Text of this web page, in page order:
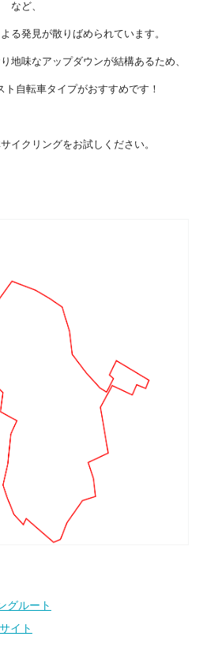
など、
る発見が散りばめられています。
地味なアップダウンが結構あるため、
自転車タイプがおすすめです！
イクリングをお試しください。
グルート
イト